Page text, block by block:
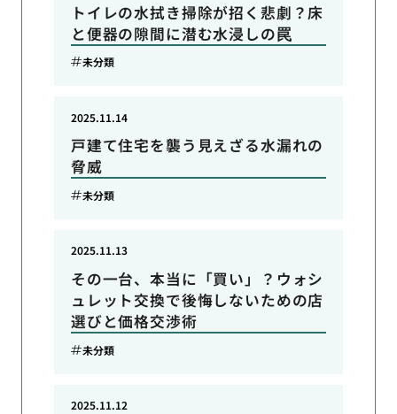
トイレの水拭き掃除が招く悲劇？床
と便器の隙間に潜む水浸しの罠
未分類
戸建て住宅を襲う見えざる水漏れの
脅威
2025.11.14
未分類
その一台、本当に「買い」？ウォシ
ュレット交換で後悔しないための店
選びと価格交渉術
2025.11.13
未分類
2025.11.12